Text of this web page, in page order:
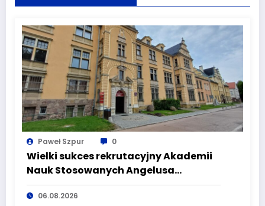
Paweł Szpur 0
Wielki sukces rekrutacyjny Akademii
Nauk Stosowanych Angelusa
Silesiusa! Uczelnia bije rekordy, ale Ty
wciąż masz szansę – weź udział w II
06.08.2026